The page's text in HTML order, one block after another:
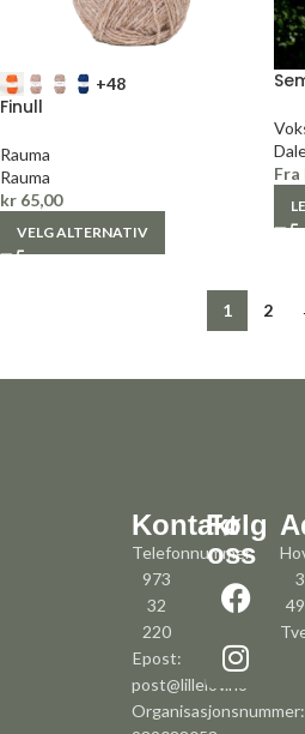
+48
Finull
Rauma
Rauma
kr 65,00
VELG ALTERNATIV
Fra
1 2
Kontakt
Telefonnummer:
973
32
220
Epost:
post@lillelov.no
Organisasjonsnummer:
Følg
oss